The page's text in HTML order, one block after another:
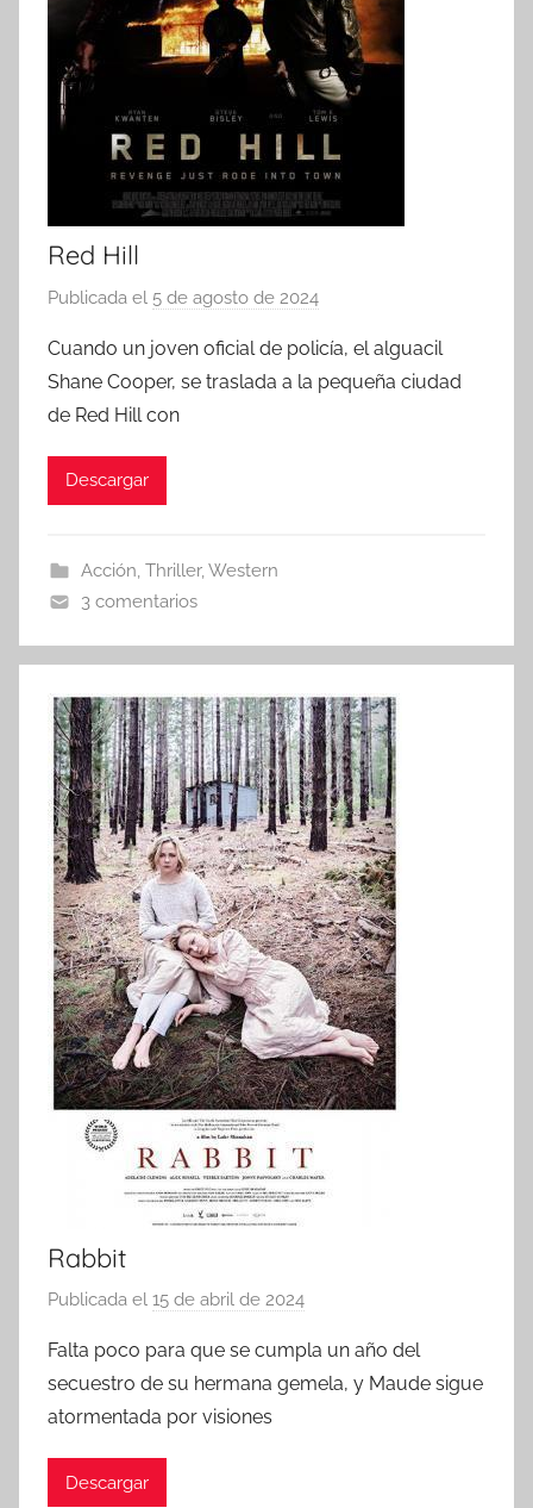
Red Hill
Publicada el 5 de agosto de 2024
r
Cuando un joven oficial de policía, el alguacil
Shane Cooper, se traslada a la pequeña ciudad
de Red Hill con
Descargar
Acción, Thriller,Western
3 comentarios
Rabbit
Publicada el 15 de abril de 2024
r
Falta poco para que se cumpla un año del
secuestro de su hermana gemela, y Maude sigue
atormentada por visiones
Descargar